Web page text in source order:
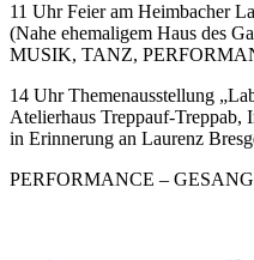
11 Uhr Feier am Heimbacher
(Nahe ehemaligem Haus des
MUSIK, TANZ,
14 Uhr Themenausstellung
Atelierhaus Treppauf-Treppab,
in Erinnerung an Laurenz
PERFORMANCE –